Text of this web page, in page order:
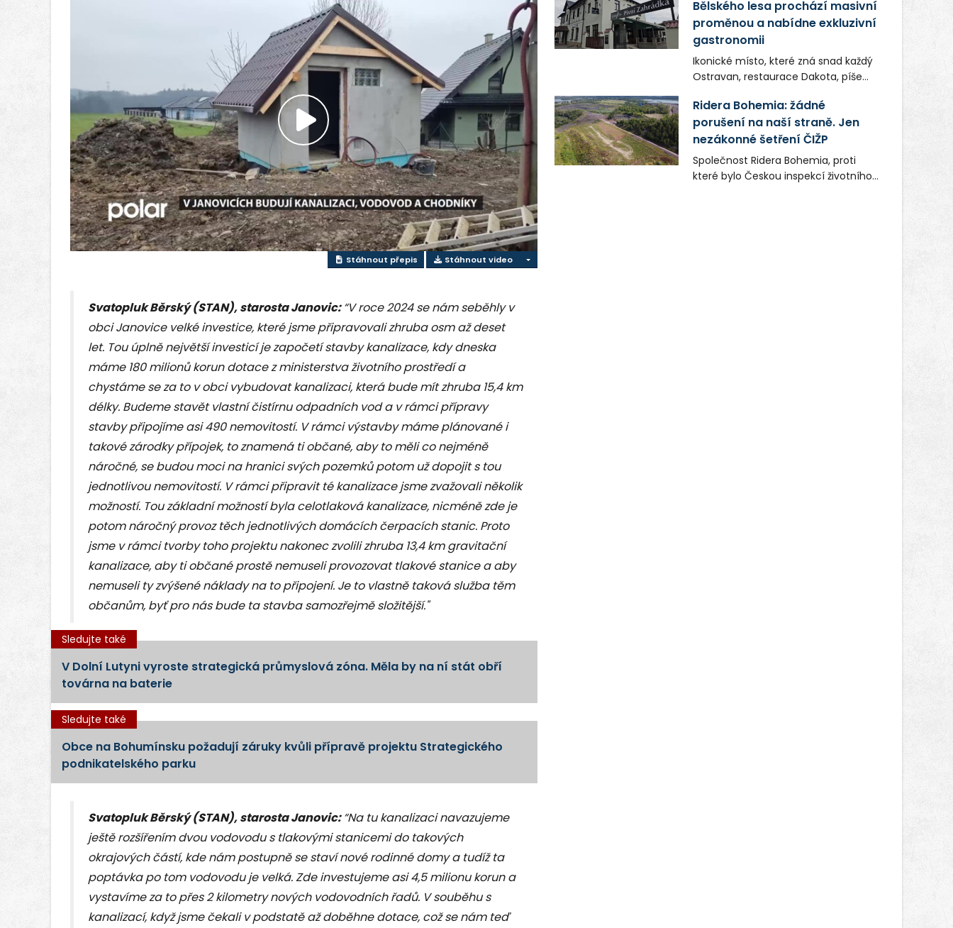
Přehrát
video
Stáhnout přepis Stáhnout video
Svatopluk Běrský (STAN), starosta Janovic:“V roce 2024 se nám seběhly v
obci Janovice velké investice, které jsme připravovali zhruba osm až deset
let. Tou úplně největší investicí je započetí stavby kanalizace, kdy dneska
máme 180 milionů korun dotace z ministerstva životního prostředí a
chystáme se za to v obci vybudovat kanalizaci, která bude mít zhruba 15,4 km
délky. Budeme stavět vlastní čistírnu odpadních vod a v rámci přípravy
stavby připojíme asi 490 nemovitostí. V rámci výstavby máme plánované i
takové zárodky přípojek, to znamená ti občané, aby to měli co nejméně
náročné, se budou moci na hranici svých pozemků potom už dopojit s tou
jednotlivou nemovitostí. V rámci připravit té kanalizace jsme zvažovali několik
možností. Tou základní možností byla celotlaková kanalizace, nicméně zde je
potom náročný provoz těch jednotlivých domácích čerpacích stanic. Proto
jsme v rámci tvorby toho projektu nakonec zvolili zhruba 13,4 km gravitační
kanalizace, aby ti občané prostě nemuseli provozovat tlakové stanice a aby
nemuseli ty zvýšené náklady na to připojení. Je to vlastně taková služba těm
občanům, byť pro nás bude ta stavba samozřejmě složitější."
Sledujte také
V Dolní Lutyni vyroste strategická průmyslová zóna. Měla by na ní stát obří
továrna na baterie
Sledujte také
Obce na Bohumínsku požadují záruky kvůli přípravě projektu Strategického
podnikatelského parku
Svatopluk Běrský (STAN), starosta Janovic:“Na tu kanalizaci navazujeme
ještě rozšířením dvou vodovodu s tlakovými stanicemi do takových
okrajových částí, kde nám postupně se staví nové rodinné domy a tudíž ta
poptávka po tom vodovodu je velká. Zde investujeme asi 4,5 milionu korun a
vystavíme za to přes 2 kilometry nových vodovodních řadů. V souběhu s
kanalizací, když jsme čekali v podstatě až doběhne dotace, což se nám teď
Bělského lesa prochází masivní
proměnou a nabídne exkluzivní
gastronomii
Ikonické místo, které zná snad každý
Ostravan, restaurace Dakota, píše
společnost Dang Investment Group
s.r.o. investuje do projektu přes 50
milionů korun. Cílem je přinést
Ostravě dva špičkové gastronomické
koncepty, které v regionu dosud
chyběly, luxusní středomořskou
Ridera Bohemia: žádné
porušení na naší straně. Jen
nezákonné šetření ČIŽP
Společnost Ridera Bohemia, proti
které bylo Českou inspekcí životního